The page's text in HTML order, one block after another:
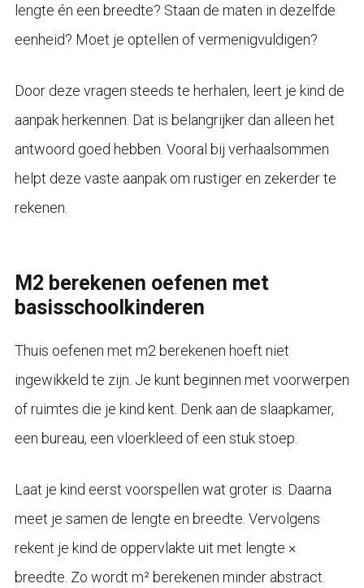
lengte én een breedte? Staan de maten in dezelfde
eenheid? Moet je optellen of vermenigvuldigen?
Door deze vragen steeds te herhalen, leert je kind de
aanpak herkennen. Dat is belangrijker dan alleen het
antwoord goed hebben. Vooral bij verhaalsommen
helpt deze vaste aanpak om rustiger en zekerder te
rekenen.
M2 berekenen oefenen met
basisschoolkinderen
Thuis oefenen met m2 berekenen hoeft niet
ingewikkeld te zijn. Je kunt beginnen met voorwerpen
of ruimtes die je kind kent. Denk aan de slaapkamer,
een bureau, een vloerkleed of een stuk stoep.
Laat je kind eerst voorspellen wat groter is. Daarna
meet je samen de lengte en breedte. Vervolgens
rekent je kind de oppervlakte uit met lengte ×
breedte. Zo wordt m² berekenen minder abstract.